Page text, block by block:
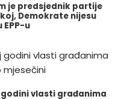
je predsjednik partije
Demokrate nijesu
EPP-u
godini vlasti građanima